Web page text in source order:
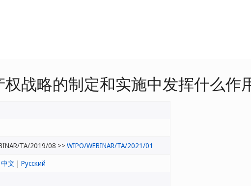
战略的制定和实施中发挥什么作
TA/2019/08 >> WIPO/WEBINAR/TA/2021/01
中文 | Русский